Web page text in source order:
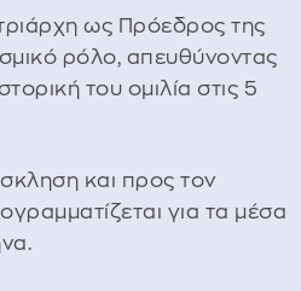
ως Πρόεδρος της
ρόλο, απευθύνοντας
του ομιλία στις 5
και προς τον
για τα μέσα